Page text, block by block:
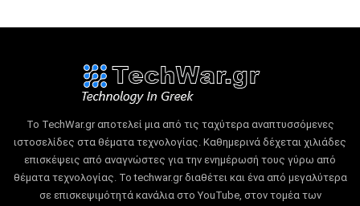
Το TechWar.gr αποτελεί μια από τις ταχύτερα αναπτυσσόμενες
ιστοσελίδες στα θέματα τεχνολογίας. Καθημερινά δέχεται χιλιάδες
επισκέψεις από αναγνώστες για την ενημέρωσή τους γύρω από
θέματα τεχνολογίας. Το techwar.gr διαθέτει και ένα από μεγαλύτερα
σε επισκεψιμότητά κανάλια στο YouTube, στον τομέα των